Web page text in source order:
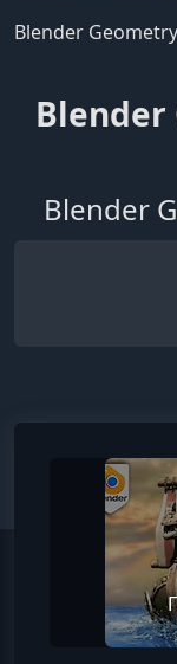
Blender
Blender